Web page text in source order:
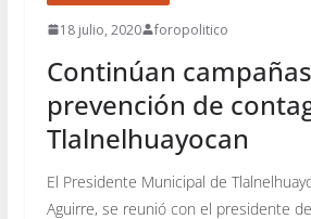
18 julio, 2020 foropolitico
Continúan
prevención de
Tlalnelhuayocan
El Presidente Municipal de
Aguirre, se reunió con el presidente